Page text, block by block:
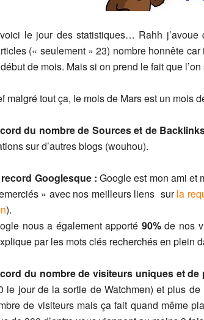
le jour des statistiques… Rahh
(« seulement » 23) nombre honnête
de mois. Mais si on prend le fait que
malgré tout ça, le mois de Mars est un mois
du nombre de Sources et de
sur d’autres blogs (wouhou).
record Googlesque :Google est mon ami et
» avec nos meilleurs liens surla
).
nous a également apporté 90%de nos
par les mots clés recherchés en plein
du nombre de visiteurs uniques et de
le jour de la sortie de Watchmen) et plus
de visiteurs mais ça fait quand même